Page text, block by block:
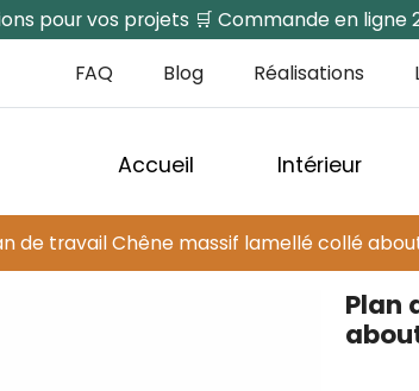
pour vos projets 🛒 Commande en
FAQ Blog Réalisations
Accueil Intérieur
de travail Chêne massif lamellé collé
Plan